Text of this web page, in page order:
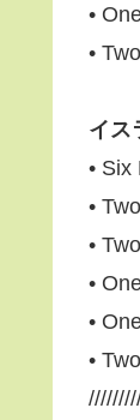
•
•
イス
•
•
•
•
•
•